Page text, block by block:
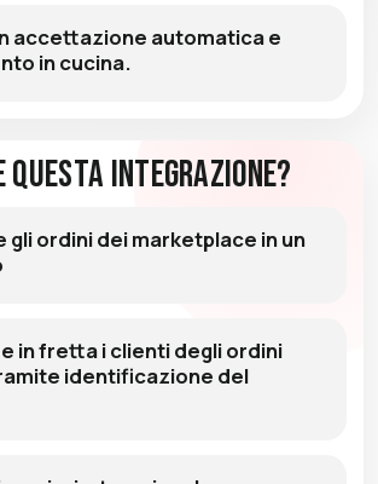
accettazione automatica e
in cucina.
Questa Integrazione?
gli ordini dei marketplace in un
in fretta i clienti degli ordini
identificazione del